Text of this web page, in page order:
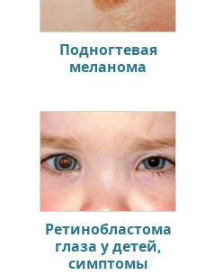
Подногтевая
меланома
Ретинобластома
глаза у детей,
симптомы